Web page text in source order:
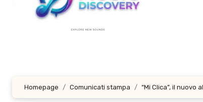
Homepage Comunicati stampa “Mi Clica”, il nuovo